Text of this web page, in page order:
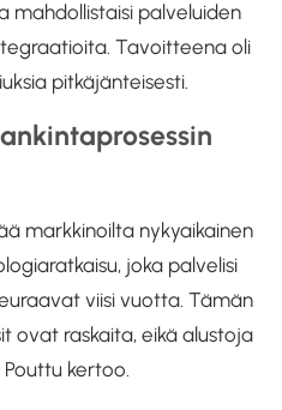
mahdollistaisi palveluiden
Tavoitteena oli
pitkäjänteisesti.
markkinoilta nykyaikainen
joka palvelisi
viisi vuotta. Tämän
ovat raskaita, eikä alustoja
kertoo.